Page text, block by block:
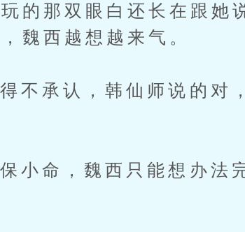
的那双眼白还长在跟她
魏西越想越来气。
认，韩仙师说的对，
，魏西只能想办法完